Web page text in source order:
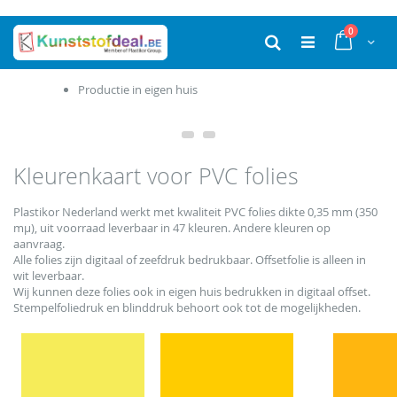
Ga
naar
inhoud
Cart
0producten
Zoek
Productie in eigen huis
Kleurenkaart voor PVC folies
Plastikor Nederland werkt met kwaliteit PVC folies dikte 0,35 mm (350
mµ), uit voorraad leverbaar in 47 kleuren. Andere kleuren op
aanvraag.
Alle folies zijn digitaal of zeefdruk bedrukbaar. Offsetfolie is alleen in
wit leverbaar.
Wij kunnen deze folies ook in eigen huis bedrukken in digitaal offset.
Stempelfoliedruk en blinddruk behoort ook tot de mogelijkheden.